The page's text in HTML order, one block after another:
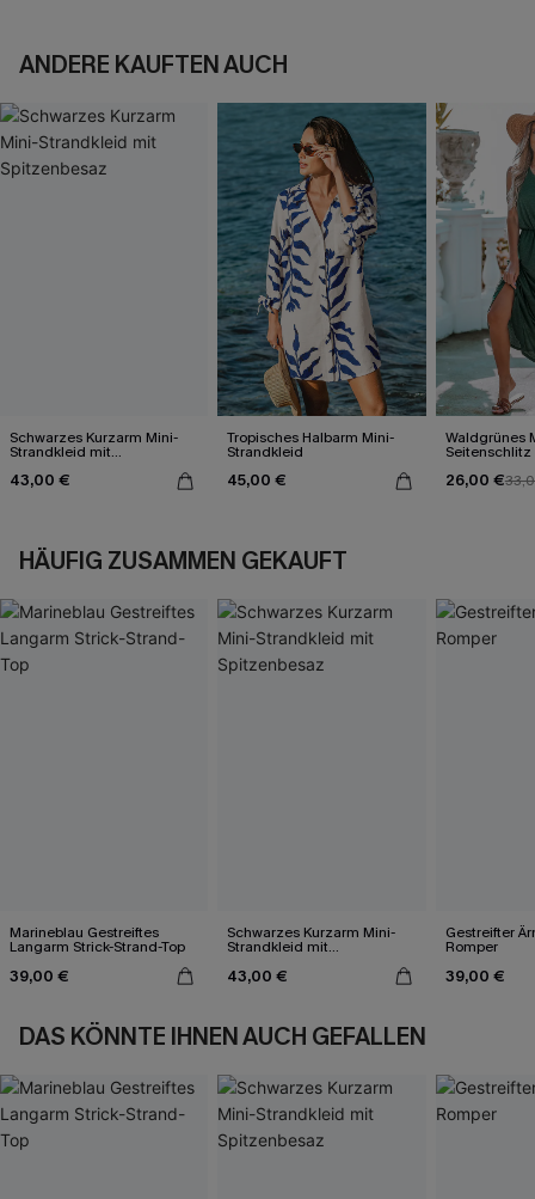
ANDERE KAUFTEN AUCH
Schwarzes Kurzarm Mini-
Strandkleid mit
43,00 €
Tropisches Halbarm Mini-
Strandkleid
45,00 €
Waldgrünes
Seitenschlitz
26,00 €
HÄUFIG ZUSAMMEN GEKAUFT
Marineblau Gestreiftes
Langarm Strick-Strand-Top
39,00 €
Schwarzes Kurzarm Mini-
Strandkleid mit
43,00 €
Gestreifter
Romper
39,00 €
DAS KÖNNTE IHNEN AUCH GEFALLEN